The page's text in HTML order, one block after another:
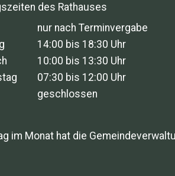
des Rathauses
nur nach Terminvergabe
14:00 bis 18:30 Uhr
10:00 bis 13:30 Uhr
07:30 bis 12:00 Uhr
geschlossen
im Monat hat die